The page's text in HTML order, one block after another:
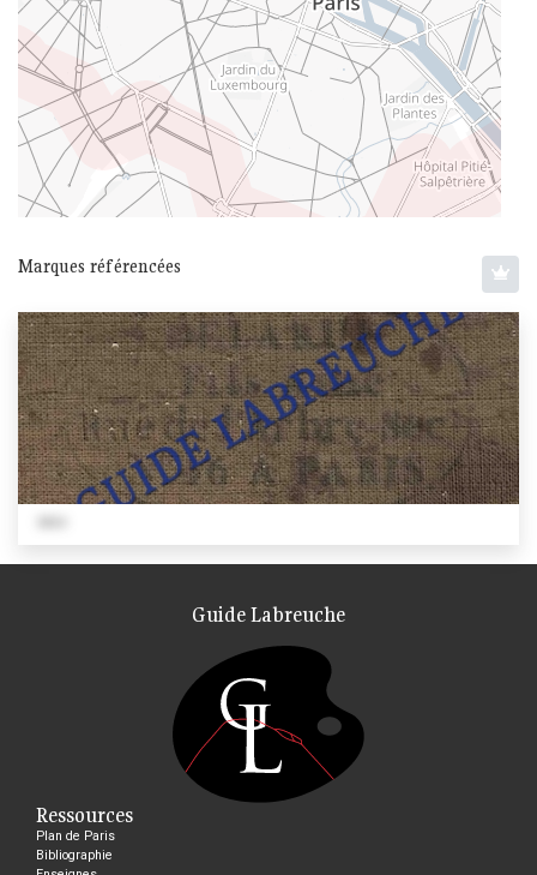
Marques référencées
Guide Labreuche
Ressources
Plan de Paris
Bibliographie